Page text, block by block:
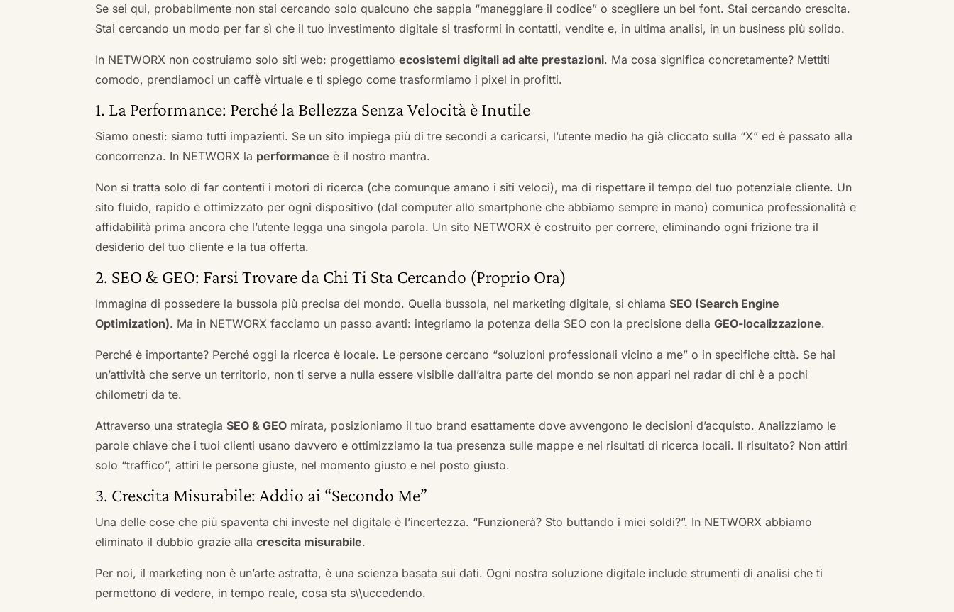
Se sei qui, probabilmente non stai cercando solo qualcuno che sappia “maneggiare il codice” o scegliere un bel font. Stai cercando crescita.
Stai cercando un modo per far sì che il tuo investimento digitale si trasformi in contatti, vendite e, in ultima analisi, in un business più solido.
In NETWORX non costruiamo solo siti web: progettiamoecosistemi digitali ad alte prestazioni. Ma cosa significa concretamente? Mettiti
comodo, prendiamoci un caffè virtuale e ti spiego come trasformiamo i pixel in profitti.
1. La Performance: Perché la Bellezza Senza Velocità è Inutile
Siamo onesti: siamo tutti impazienti. Se un sito impiega più di tre secondi a caricarsi, l’utente medio ha già cliccato sulla “X” ed è passato alla
concorrenza. In NETWORX la performance è il nostro mantra.
Non si tratta solo di far contenti i motori di ricerca (che comunque amano i siti veloci), ma di rispettare il tempo del tuo potenziale cliente. Un
sito fluido, rapido e ottimizzato per ogni dispositivo (dal computer allo smartphone che abbiamo sempre in mano) comunica professionalità e
affidabilità prima ancora che l’utente legga una singola parola. Un sito NETWORX è costruito per correre, eliminando ogni frizione tra il
desiderio del tuo cliente e la tua offerta.
2. SEO & GEO: Farsi Trovare da Chi Ti Sta Cercando (Proprio Ora)
Immagina di possedere la bussola più precisa del mondo. Quella bussola, nel marketing digitale, si chiamaSEO (Search Engine
Optimization). Ma in NETWORX facciamo un passo avanti: integriamo la potenza della SEO con la precisione dellaGEO-localizzazione.
Perché è importante? Perché oggi la ricerca è locale. Le persone cercano “soluzioni professionali vicino a me” o in specifiche città. Se hai
un’attività che serve un territorio, non ti serve a nulla essere visibile dall’altra parte del mondo se non appari nel radar di chi è a pochi
chilometri da te.
Attraverso una strategiaSEO & GEO mirata, posizioniamo il tuo brand esattamente dove avvengono le decisioni d’acquisto. Analizziamo le
parole chiave che i tuoi clienti usano davvero e ottimizziamo la tua presenza sulle mappe e nei risultati di ricerca locali. Il risultato? Non attiri
solo “traffico”, attiri le persone giuste, nel momento giusto e nel posto giusto.
3. Crescita Misurabile: Addio ai “Secondo Me”
Una delle cose che più spaventa chi investe nel digitale è l’incertezza. “Funzionerà? Sto buttando i miei soldi?”. In NETWORX abbiamo
eliminato il dubbio grazie allacrescita misurabile.
Per noi, il marketing non è un’arte astratta, è una scienza basata sui dati. Ogni nostra soluzione digitale include strumenti di analisi che ti
permettono di vedere, in tempo reale, cosa sta s\\uccedendo.